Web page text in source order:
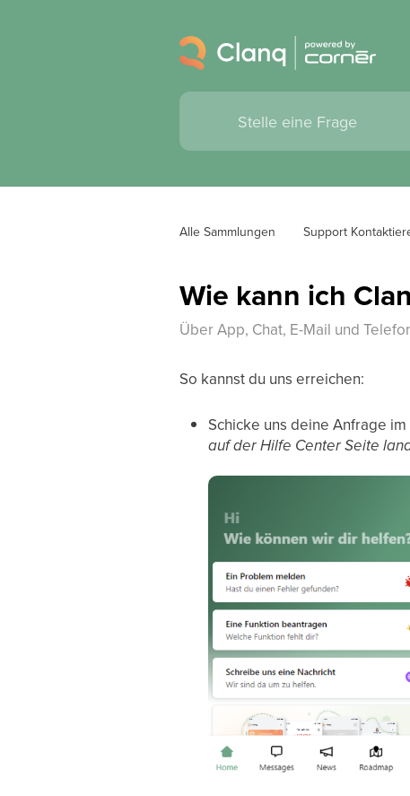
Alle Sammlungen Support
Wie kann ich
Über App, Chat, E-Mail und
So kannst du uns erreichen:
Schicke uns deine Anfrage im
auf der Hilfe Center Seite